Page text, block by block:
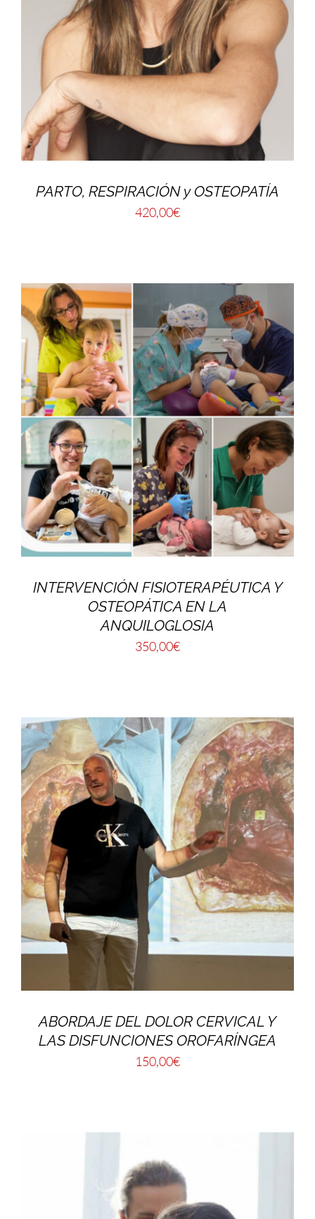
PARTO, RESPIRACIÓN y OSTEOPATÍA
420,00€
INTERVENCIÓN FISIOTERAPÉUTICA Y
OSTEOPÁTICA EN LA
ANQUILOGLOSIA
350,00€
ABORDAJE DEL DOLOR CERVICAL Y
LAS DISFUNCIONES OROFARÍNGEA
150,00€